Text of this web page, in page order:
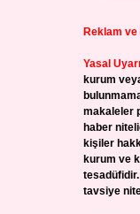
Reklam
Yasal
kurum
makaleler
haber
kişiler
kurum ve
tavsiye